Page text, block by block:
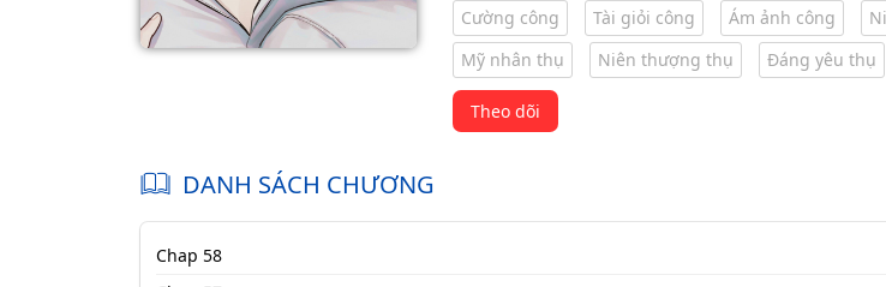
Cường công
Tài giỏi công Ám ảnh công
Mỹ nhân thụ
Niên thượng thụ Đáng yêu thụ
Theo dõi
DANH SÁCH CHƯƠNG
Chap 58